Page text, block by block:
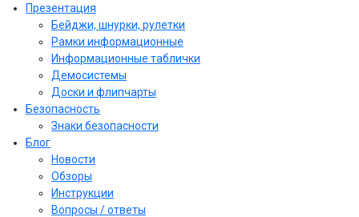
Презентация
Бейджи, шнурки, рулетки
Рамки информационные
Информационные таблички
Демосистемы
Доски и флипчарты
Безопасность
Знаки безопасности
Блог
Новости
Обзоры
Инструкции
Вопросы / ответы